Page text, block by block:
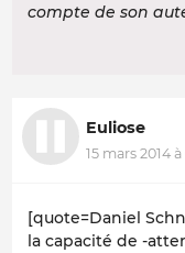
compte de son
Euliose
15 mars 2014
[quote=Daniel
la capacité de -